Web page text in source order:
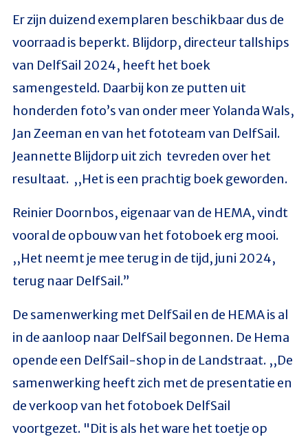
Er zijn duizend exemplaren beschikbaar dus de
voorraad is beperkt. Blijdorp, directeur tallships
van DelfSail 2024, heeft het boek
samengesteld. Daarbij kon ze putten uit
honderden foto’s van onder meer Yolanda Wals,
Jan Zeeman en van het fototeam van DelfSail.
Jeannette Blijdorp uit zich tevreden over het
resultaat. ,,Het is een prachtig boek geworden.
Reinier Doornbos, eigenaar van de HEMA, vindt
vooral de opbouw van het fotoboek erg mooi.
,,Het neemt je mee terug in de tijd, juni 2024,
terug naar DelfSail.”
De samenwerking met DelfSail en de HEMA is al
in de aanloop naar DelfSail begonnen. De Hema
opende een DelfSail-shop in de Landstraat. ,,De
samenwerking heeft zich met de presentatie en
de verkoop van het fotoboek DelfSail
voortgezet. "Dit is als het ware het toetje op